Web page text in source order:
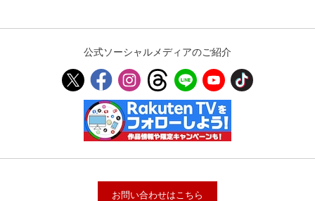
公式ソーシャルメディアのご紹介
お問い合わせはこちら